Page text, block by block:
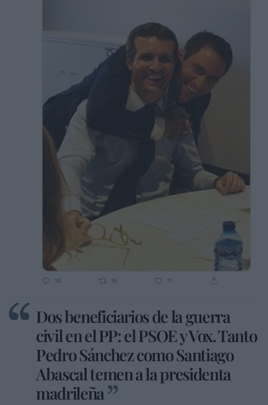
Dos beneficiarios de la guerra
civil en el PP: el PSOE y Vox. Tanto
Pedro Sánchez como Santiago
Abascal temen a la presidenta
madrileña